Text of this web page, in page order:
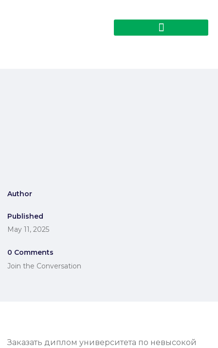
Author
Published
May 11, 2025
0 Comments
Join the Conversation
Заказать диплом университета по невысокой